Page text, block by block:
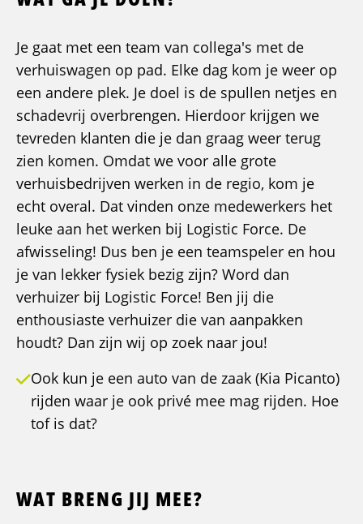
Je gaat met een team van collega's met de
verhuiswagen op pad. Elke dag kom je weer op
een andere plek. Je doel is de spullen netjes en
schadevrij overbrengen. Hierdoor krijgen we
tevreden klanten die je dan graag weer terug
zien komen. Omdat we voor alle grote
verhuisbedrijven werken in de regio, kom je
echt overal. Dat vinden onze medewerkers het
leuke aan het werken bij Logistic Force. De
afwisseling! Dus ben je een teamspeler en hou
je van lekker fysiek bezig zijn? Word dan
verhuizer bij Logistic Force! Ben jij die
enthousiaste verhuizer die van aanpakken
houdt? Dan zijn wij op zoek naar jou!
Ook kun je een auto van de zaak (Kia Picanto)
rijden waar je ook privé mee mag rijden. Hoe
tof is dat?
WAT BRENG JIJ MEE?